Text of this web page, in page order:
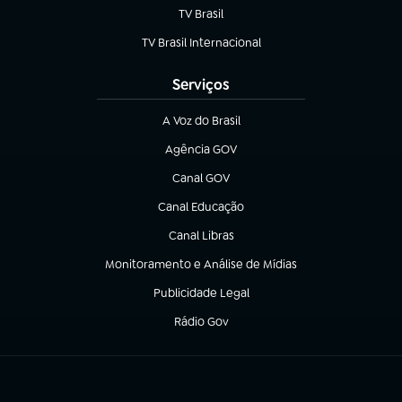
TV Brasil
(abre em nova aba)
TV Brasil Internacional
(abre em nova aba)
Serviços
A Voz do Brasil
(abre em nova aba)
Agência GOV
(abre em nova aba)
Canal GOV
(abre em nova aba)
Canal Educação
(abre em nova aba)
Canal Libras
(abre em nova aba)
Monitoramento e Análise de Mídias
(abre em nova aba)
Publicidade Legal
(abre em nova aba)
Rádio Gov
(abre em nova aba)